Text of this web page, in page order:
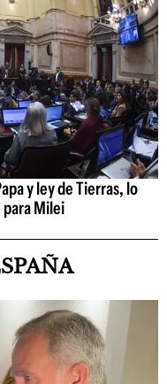
y ley de Tierras, lo
para Milei